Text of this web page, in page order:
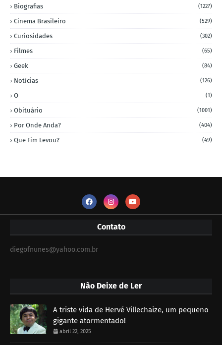
Biografias (1227)
Cinema Brasileiro (529)
Curiosidades (302)
Filmes (65)
Geek (84)
Notícias (126)
O (1)
Obituário (1001)
Por Onde Anda? (404)
Que Fim Levou? (49)
Contato
diegofnunes@yahoo.com.br
Não Deixe de Ler
A triste vida de Hervé Villechaize, um pequeno
gigante atormentado!
abril 22, 2025